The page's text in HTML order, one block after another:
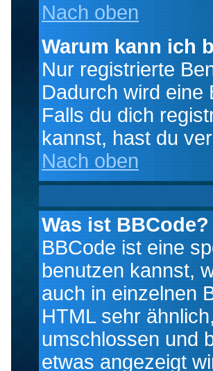
Nach oben
Warum kann ich
Nur registrierte
Dadurch wird eine
Falls du dich
kannst, hast du
Nach oben
Was ist BBCode?
BBCode ist eine
benutzen kannst,
auch in einzelnen
HTML sehr
umschlossen und
etwas angezeigt